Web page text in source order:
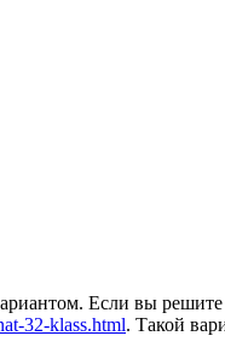
Если вы решите
32-klass.html. Такой